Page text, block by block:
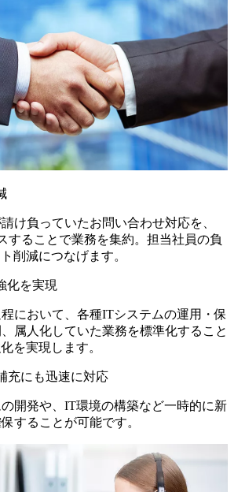
け負っていたお問い合わせ対応を、
することで業務を集約。担当社員の負
削減につなげます。
化を実現
において、各種ITシステムの運用・保
属人化していた業務を標準化すること
を実現します。
充にも迅速に対応
開発や、IT環境の構築など一時的に新
することが可能です。